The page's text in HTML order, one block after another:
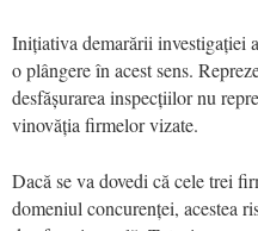
Inițiativa demarării investigației
oplângereîn acestsens.
desfășurarea inspecțiilornu
vinovăția firmelorvizate.
Dacă se va dovedi că cele trei
domeniul concurenței, acestea